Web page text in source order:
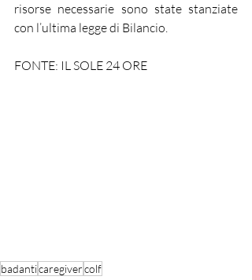
risorse necessarie sono state stanziate
con l’ultima legge di Bilancio.
FONTE: IL SOLE 24 ORE
badanticaregivercolf